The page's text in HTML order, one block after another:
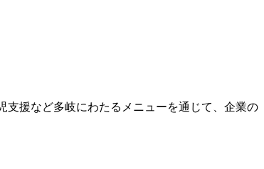
援など多岐にわたるメニューを通じて、企業の